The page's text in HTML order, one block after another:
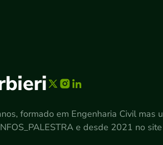
formado em Engenharia Civil
e desde 2021 no